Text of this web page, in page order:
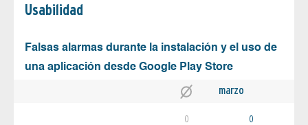
Usabilidad
Falsas alarmas durante la instalación y el uso de
una aplicación desde Google Play Store
marzo
0 0